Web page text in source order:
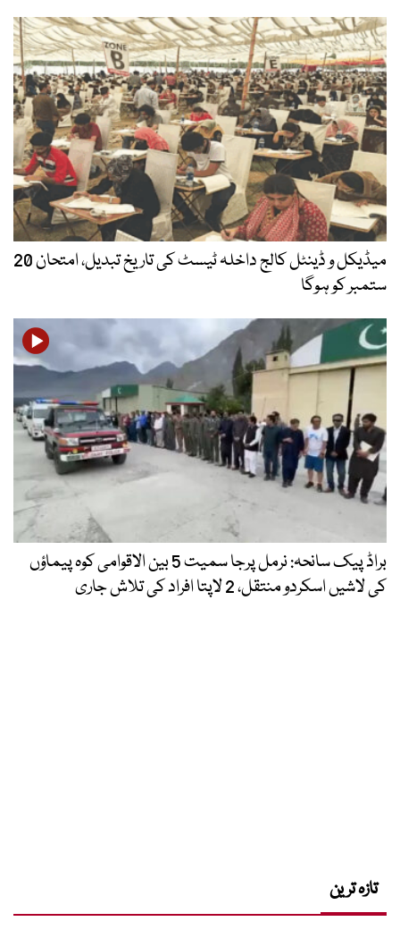
میڈیکل و ڈینٹل کالج داخلہ ٹیسٹ کی تاریخ تبدیل، امتحان 20
ستمبر کو ہوگا
براڈ پیک سانحہ: نرمل پرجا سمیت 5 بین الاقوامی کوہ پیماؤں
کی لاشیں اسکردو منتقل، 2 لاپتا افراد کی تلاش جاری
تازہ ترین